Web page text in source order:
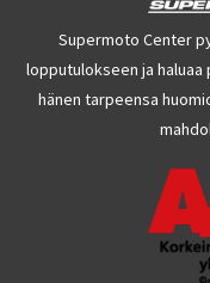
Supermoto Center
lopputulokseen ja
hänen tarpeensa